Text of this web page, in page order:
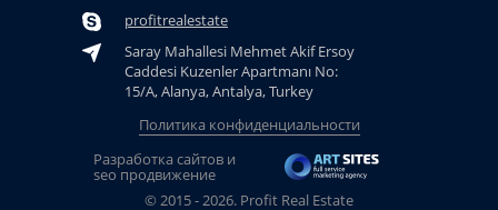
profitrealestate
Saray Mahallesi Mehmet Akif Ersoy
Caddesi Kuzenler Apartmanı No:
15/A, Alanya, Antalya, Turkey
© 2015 - 2026. Profit Real Estate
Политика конфиденциальности
Разработка сайтов и
seo продвижение